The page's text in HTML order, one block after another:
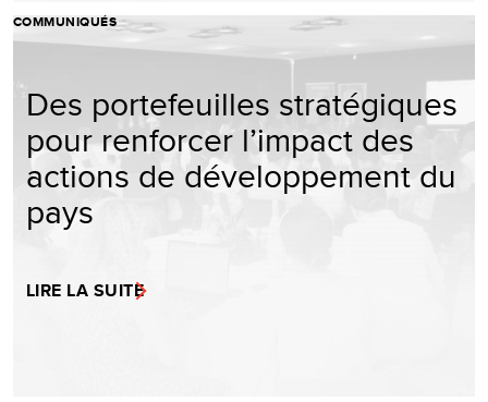
COMMUNIQUÉS
Des portefeuilles stratégiques
pour renforcer l’impact des
actions de développement du
pays
LIRE LA SUITE